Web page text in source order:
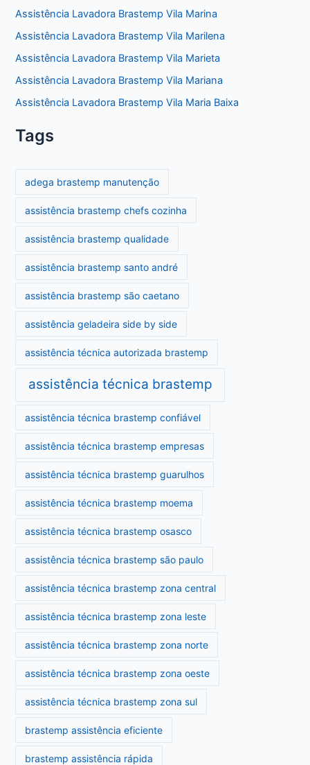
Assistência Lavadora Brastemp Vila Marina
Assistência Lavadora Brastemp Vila Marilena
Assistência Lavadora Brastemp Vila Marieta
Assistência Lavadora Brastemp Vila Mariana
Assistência Lavadora Brastemp Vila Maria Baixa
Tags
adega brastemp manutenção
assistência brastemp chefs cozinha
assistência brastemp qualidade
assistência brastemp santo andré
assistência brastemp são caetano
assistência geladeira side by side
assistência técnica autorizada brastemp
assistência técnica brastemp
assistência técnica brastemp confiável
assistência técnica brastemp empresas
assistência técnica brastemp guarulhos
assistência técnica brastemp moema
assistência técnica brastemp osasco
assistência técnica brastemp são paulo
assistência técnica brastemp zona central
assistência técnica brastemp zona leste
assistência técnica brastemp zona norte
assistência técnica brastemp zona oeste
assistência técnica brastemp zona sul
brastemp assistência eficiente
brastemp assistência rápida